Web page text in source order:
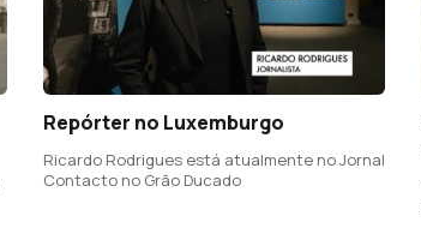
Repórter no Luxemburgo
Ricardo Rodrigues está atualmente no Jornal
Contacto no Grão Ducado